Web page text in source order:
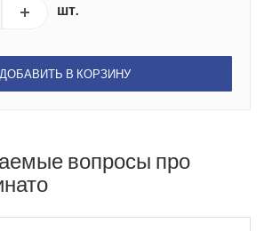
шт.
ДОБАВИТЬ В КОРЗИНУ
вопросы про